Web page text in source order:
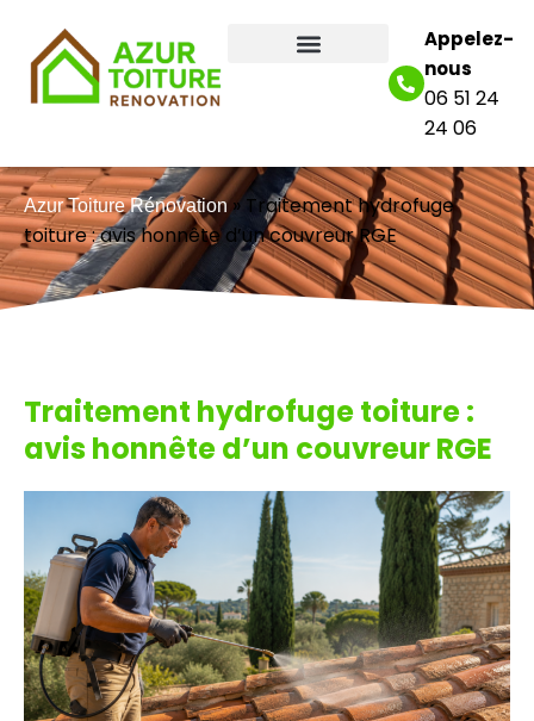
Appelez-
nous
06 51 24
24 06
Azur Toiture Rénovation»Traitement hydrofuge
toiture : avis honnête d’un couvreur RGE
Traitement hydrofuge toiture :
avis honnête d’un couvreur RGE